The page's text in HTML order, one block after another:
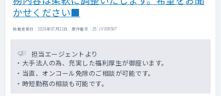
かせください■
掲載更新日 : 2026年07月21日 案件番号 : 25-JV309507
担当エージェントより
・大手法人の為、充実した福利厚生が御座います。
・当直、オンコール免除のご相談が可能です。
・時短勤務の相談も可能です。